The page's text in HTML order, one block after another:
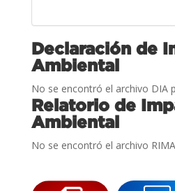
Declaración de
Ambiental
No se encontró el archivo DIA
Relatorio de
Ambiental
No se encontró el archivo